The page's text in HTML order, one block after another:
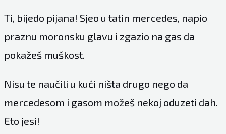
Ti, bijedo pijana! Sjeo u tatin mercedes, napio
praznu moronsku glavu i zgazio na gas da
pokažeš muškost.
Nisu te naučili u kući ništa drugo nego da
mercedesom i gasom možeš nekoj oduzeti dah.
Eto jesi!